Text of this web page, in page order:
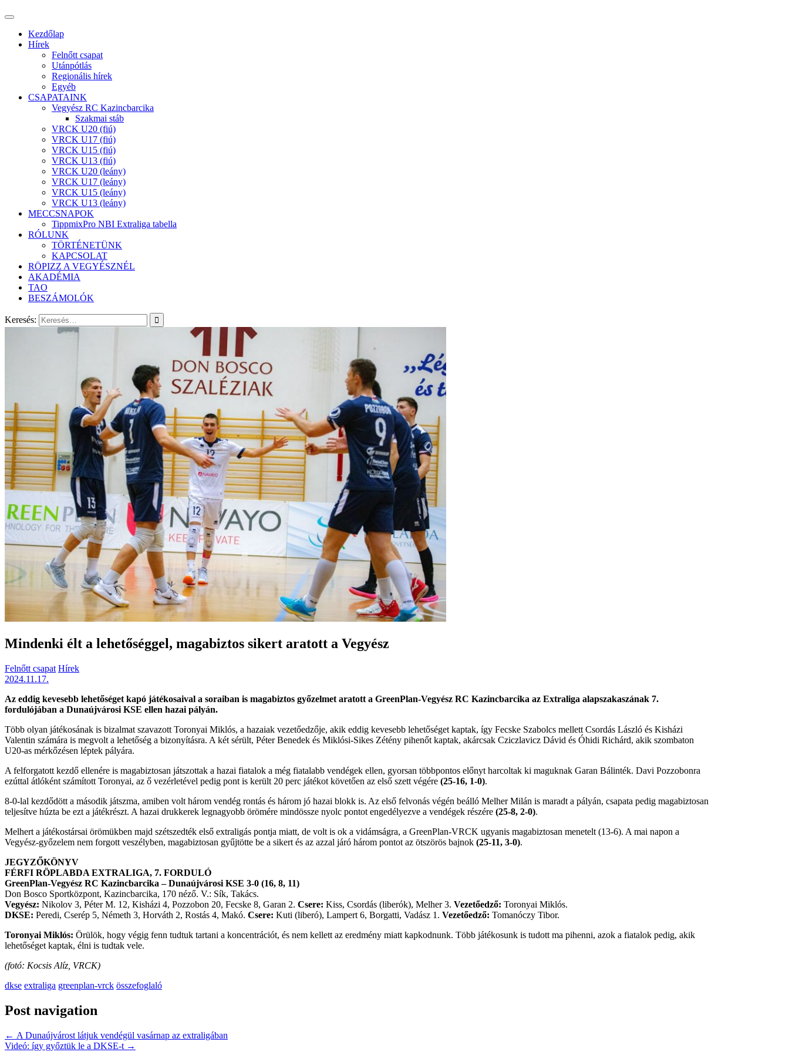
Kezdőlap
Hírek
Felnőtt csapat
Utánpótlás
Regionális hírek
Egyéb
CSAPATAINK
Vegyész RC Kazincbarcika
Szakmai stáb
VRCK U20 (fiú)
VRCK U17 (fiú)
VRCK U15 (fiú)
VRCK U13 (fiú)
VRCK U20 (leány)
VRCK U17 (leány)
VRCK U15 (leány)
VRCK U13 (leány)
MECCSNAPOK
TippmixPro NBI Extraliga tabella
RÓLUNK
TÖRTÉNETÜNK
KAPCSOLAT
RÖPIZZ A VEGYÉSZNÉL
AKADÉMIA
TAO
BESZÁMOLÓK
Keresés:
Mindenki élt a lehetőséggel, magabiztos sikert aratott a Vegyész
Felnőtt csapat Hírek
2024.11.17.
Az eddig kevesebb lehetőséget kapó játékosaival a soraiban is magabiztos győzelmet aratott a GreenPlan-Vegyész RC Kazincbarcika az Extraliga alapszakaszának 7.
fordulójában a Dunaújvárosi KSE ellen hazai pályán.
Több olyan játékosának is bizalmat szavazott Toronyai Miklós, a hazaiak vezetőedzője, akik eddig kevesebb lehetőséget kaptak, így Fecske Szabolcs mellett Csordás László és Kisházi
Valentin számára is megvolt a lehetőség a bizonyításra. A két sérült, Péter Benedek és Miklósi-Sikes Zétény pihenőt kaptak, akárcsak Cziczlavicz Dávid és Óhidi Richárd, akik szombaton
U20-as mérkőzésen léptek pályára.
A felforgatott kezdő ellenére is magabiztosan játszottak a hazai fiatalok a még fiatalabb vendégek ellen, gyorsan többpontos előnyt harcoltak ki maguknak Garan Bálinték. Davi Pozzobonra
ezúttal átlóként számított Toronyai, az ő vezérletével pedig pont is került 20 perc játékot követően az első szett végére (25-16, 1-0).
8-0-lal kezdődött a második játszma, amiben volt három vendég rontás és három jó hazai blokk is. Az első felvonás végén beálló Melher Milán is maradt a pályán, csapata pedig magabiztosan
teljesítve húzta be ezt a játékrészt. A hazai drukkerek legnagyobb örömére mindössze nyolc pontot engedélyezve a vendégek részére (25-8, 2-0).
Melhert a játékostársai örömükben majd szétszedték első extraligás pontja miatt, de volt is ok a vidámságra, a GreenPlan-VRCK ugyanis magabiztosan menetelt (13-6). A mai napon a
Vegyész-győzelem nem forgott veszélyben, magabiztosan gyűjtötte be a sikert és az azzal járó három pontot az ötszörös bajnok (25-11, 3-0).
JEGYZŐKÖNYV
FÉRFI RÖPLABDA EXTRALIGA, 7. FORDULÓ
GreenPlan-Vegyész RC Kazincbarcika – Dunaújvárosi KSE 3-0 (16, 8, 11)
Don Bosco Sportközpont, Kazincbarcika, 170 néző. V.: Sík, Takács.
Vegyész: Nikolov 3, Péter M. 12, Kisházi 4, Pozzobon 20, Fecske 8, Garan 2. Csere: Kiss, Csordás (liberók), Melher 3. Vezetőedző: Toronyai Miklós.
DKSE: Peredi, Cserép 5, Németh 3, Horváth 2, Rostás 4, Makó. Csere: Kuti (liberó), Lampert 6, Borgatti, Vadász 1. Vezetőedző: Tomanóczy Tibor.
Toronyai Miklós: Örülök, hogy végig fenn tudtuk tartani a koncentrációt, és nem kellett az eredmény miatt kapkodnunk. Több játékosunk is tudott ma pihenni, azok a fiatalok pedig, akik
lehetőséget kaptak, élni is tudtak vele.
(fotó: Kocsis Alíz, VRCK)
dkse extraliga greenplan-vrck összefoglaló
Post navigation
← A Dunaújvárost látjuk vendégül vasárnap az extraligában
Videó: így győztük le a DKSE-t →